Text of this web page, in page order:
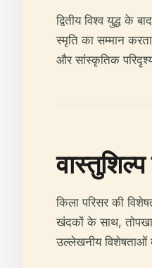
द्वितीय विश्व युद्ध
स्मृति का सम्मान
और सांस्कृतिक
किला परिसर की
खंदकों के साथ,
उल्लेखनीय विशेषताओं